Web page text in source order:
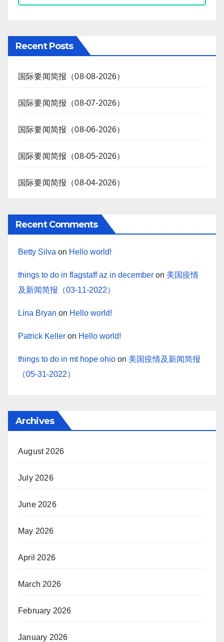
Recent Posts
国际要闻简报（08-08-2026）
国际要闻简报（08-07-2026）
国际要闻简报（08-06-2026）
国际要闻简报（08-05-2026）
国际要闻简报（08-04-2026）
Recent Comments
Betty Silva on Hello world!
things to do in flagstaff az in december on 美国疫情
及新闻简报（03-11-2022）
Lina Bryan on Hello world!
Patrick Keller on Hello world!
things to do in mt hope ohio on 美国疫情及新闻简报
（05-31-2022）
Archives
August 2026
July 2026
June 2026
May 2026
April 2026
March 2026
February 2026
January 2026